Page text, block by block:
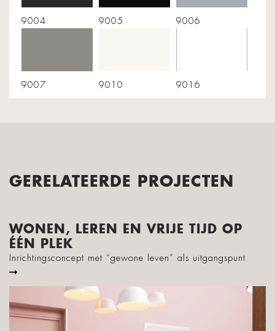
9004 9005 9006
9007 9010 9016
GERELATEERDE PROJECTEN
WONEN, LEREN EN VRIJE TIJD OP
ÉÉN PLEK
Inrichtingsconcept met “gewone leven” als uitgangspunt.